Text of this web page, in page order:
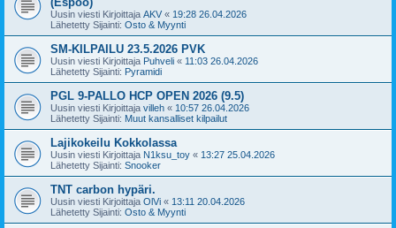
Uusin viesti Kirjoittaja AKV « 19:28 26.04.2026
Lähetetty Sijainti: Osto & Myynti
SM-KILPAILU 23.5.2026 PVK
Uusin viesti Kirjoittaja Puhveli « 11:03 26.04.2026
Lähetetty Sijainti: Pyramidi
PGL 9-PALLO HCP OPEN 2026 (9.5)
Uusin viesti Kirjoittaja villeh « 10:57 26.04.2026
Lähetetty Sijainti: Muut kansalliset kilpailut
Lajikokeilu Kokkolassa
Uusin viesti Kirjoittaja N1ksu_toy « 13:27 25.04.2026
Lähetetty Sijainti: Snooker
TNT carbon hypäri.
Uusin viesti Kirjoittaja OlVi « 13:11 20.04.2026
Lähetetty Sijainti: Osto & Myynti